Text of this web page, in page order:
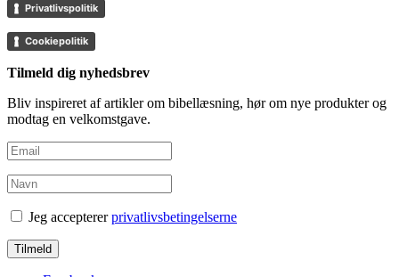
Privatlivspolitik
Cookiepolitik
Tilmeld dig nyhedsbrev
Bliv inspireret af artikler om bibellæsning, hør om nye produkter og
modtag en velkomstgave.
Jeg acceptererprivatlivsbetingelserne